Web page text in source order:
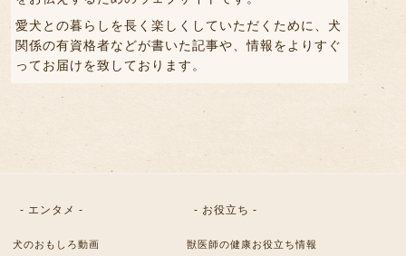
愛犬との暮らしを長く楽しくしていただくために、犬
関係の有資格者などが書いた記事や、情報をよりすぐ
ってお届けを致しております。
- エンタメ -
犬のおもしろ動画
- お役立ち -
獣医師の健康お役立ち情報